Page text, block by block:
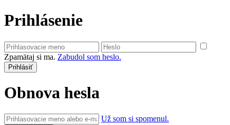
Prihlásenie
Zpamätaj si ma. Zabudol som heslo.
Obnova hesla
Už som si spomenul.